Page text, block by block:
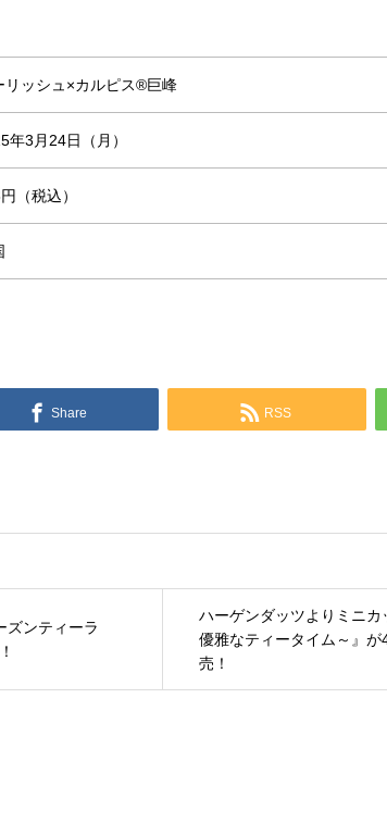
リッシュ×カルピス®巨峰
年3月24日（月）
（税込）
Share RSS
ズンティーラ
ハーゲンダッツよりミニカ
優雅なティータイム～』
売！